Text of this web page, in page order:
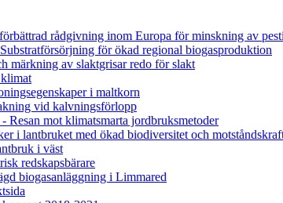
rådgivning inom Europa för minskning av
för ökad regional biogasproduktion
märkning av slaktgrisar redo för slakt
i maltkorn
vid kalvningsförlopp
Resan mot klimatsmarta jordbruksmetoder
i lantbruket med ökad biodiversitet och
i väst
redskapsbärare
biogasanläggning i Limmared